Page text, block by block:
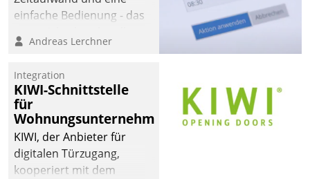
einfache Bedienung - das
Cockpit für mobile
Datatrain. Die meravis
Wohnungsbau- und
Immobilien GmbH hat
sich dabei für den Betrieb
der Lösung über die SAP
Cloud Platform
Andreas Lerchner
Integration
KIWI-Schnittstelle
für
Wohnungsunternehmen
KIWI, der Anbieter für
digitalen Türzugang,
kooperiert mit dem